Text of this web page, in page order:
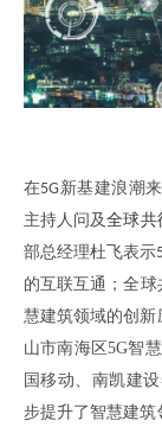
在5G 新基建浪潮
主持人问及全球共
部总经理杜飞表示
的互联互通 ；全球
慧建筑领域的创
山市南海区5G智
国移动、南凯建
步提升了智慧建